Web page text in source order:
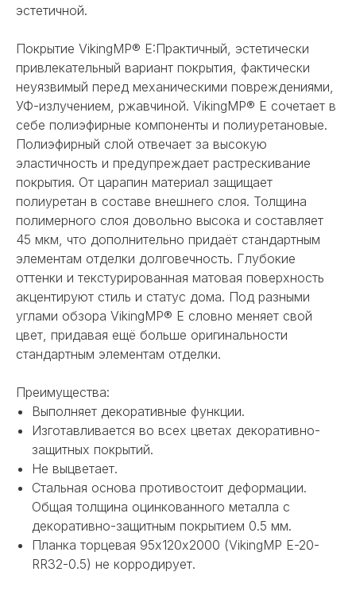
эстетичной.
Покрытие VikingMP® E:Практичный, эстетически
привлекательный вариант покрытия, фактически
неуязвимый перед механическими повреждениями,
УФ-излучением, ржавчиной. VikingMP® E сочетает в
себе полиэфирные компоненты и полиуретановые.
Полиэфирный слой отвечает за высокую
эластичность и предупреждает растрескивание
покрытия. От царапин материал защищает
полиуретан в составе внешнего слоя. Толщина
полимерного слоя довольно высока и составляет
45 мкм, что дополнительно придаёт стандартным
элементам отделки долговечность. Глубокие
оттенки и текстурированная матовая поверхность
акцентируют стиль и статус дома. Под разными
углами обзора VikingMP® E словно меняет свой
цвет, придавая ещё больше оригинальности
стандартным элементам отделки.
Преимущества:
Выполняет декоративные функции.
Изготавливается во всех цветах декоративно-
защитных покрытий.
Не выцветает.
Стальная основа противостоит деформации.
Общая толщина оцинкованного металла с
декоративно-защитным покрытием 0.5 мм.
Планка торцевая 95х120х2000 (VikingMP E-20-
RR32-0.5) не корродирует.